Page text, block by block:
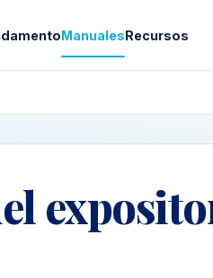
ManualesRecursos